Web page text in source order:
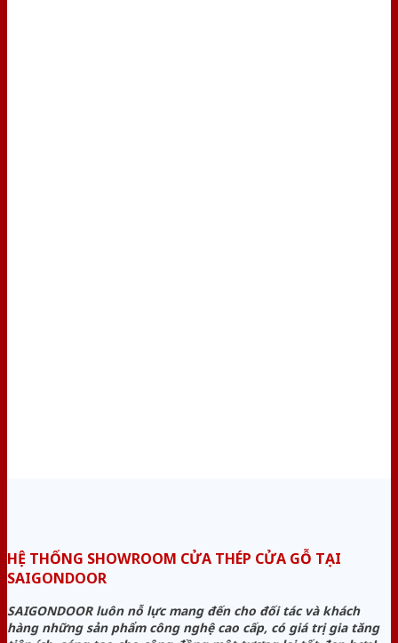
HỆ THỐNG SHOWROOM CỬA THÉP CỬA GỖ TẠI
SAIGONDOOR
SAIGONDOOR luôn nỗ lực mang đến cho đối tác và khách
hàng những sản phẩm công nghệ cao cấp, có giá trị gia tăng